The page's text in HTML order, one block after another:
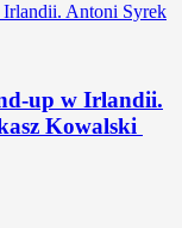
up w Irlandii.
Kowalski